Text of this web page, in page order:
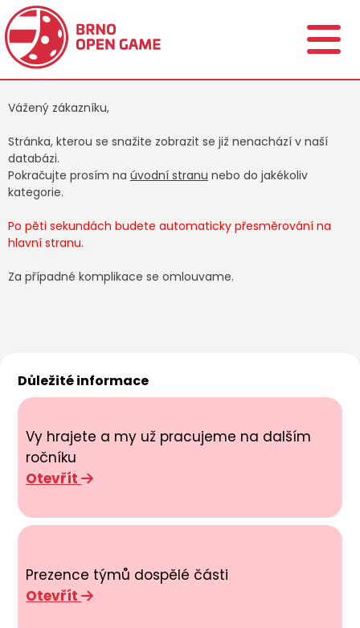
Vážený zákazníku,
Stránka, kterou se snažite zobrazit se již nenachází v naší
databázi.
Pokračujte prosím na úvodní stranu nebo do jakékoliv
kategorie.
Po pěti sekundách budete automaticky přesměrování na
hlavní stranu.
Za případné komplikace se omlouvame.
Důležité informace
Vy hrajete a my už pracujeme na dalším
ročníku
Otevřít
Prezence týmů dospělé části
Otevřít